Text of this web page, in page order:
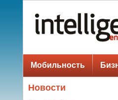
Мобильность
Новости